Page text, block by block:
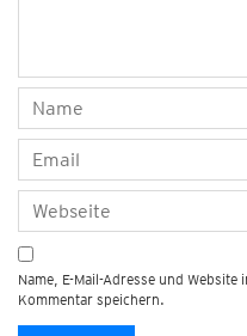
Name, E-Mail-Adresse und
Kommentar speichern.